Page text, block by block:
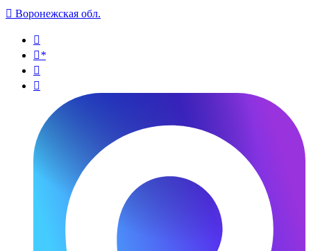
 Воронежская обл.

*

